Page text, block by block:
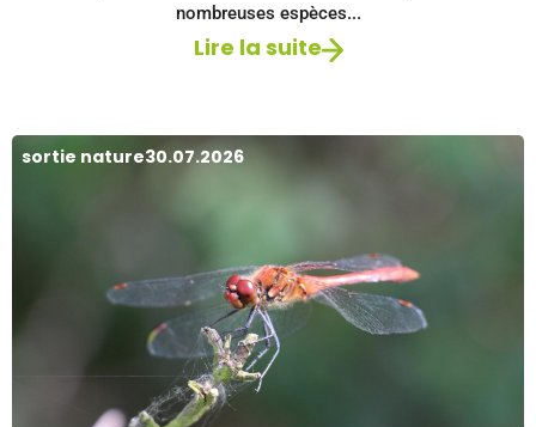
nombreuses espèces...
Lire la suite
sortie nature30.07.2026